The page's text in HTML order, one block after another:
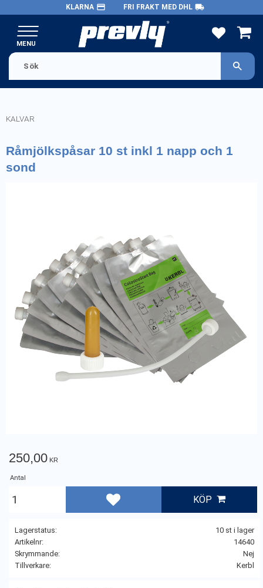
Meny
KLARNA payment FRI FRAKT MED DHL local_shipping
KALVAR
Råmjölkspåsar 10 st inkl 1 napp och 1
sond
250,00 KR
Antal
KÖP
Lägg till i favoriter
Lagerstatus
10 st i lager
Artikelnr
14640
Skrymmande
Nej
Tillverkare
Kerbl